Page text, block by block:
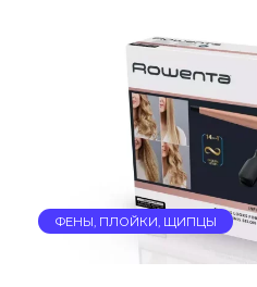
ФЕНЫ, ПЛОЙКИ, ЩИПЦЫ